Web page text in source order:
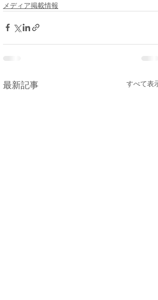
メディア掲載情報
最新記事 すべて表示